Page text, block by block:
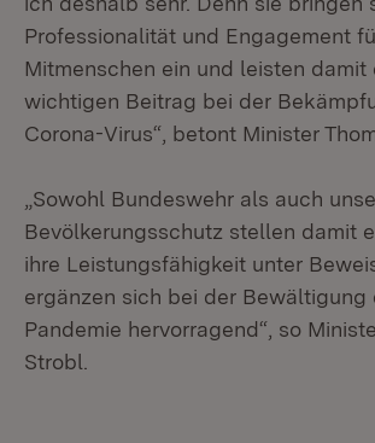
Professionalität und Engagement
Mitmenschen ein und leisten damit
wichtigen Beitrag bei der
Corona-Virus“, betont Minister
„Sowohl Bundeswehr als auch
Bevölkerungsschutz stellen damit
ihre Leistungsfähigkeit unter
ergänzen sich bei der Bewältigung
Pandemie hervorragend“, so
Strobl.